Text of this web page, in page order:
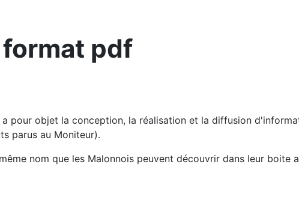
pdf
a pour objet la conception, la réalisation et la diffusion
parus au Moniteur).
nom que les Malonnois peuvent découvrir dans leur boite